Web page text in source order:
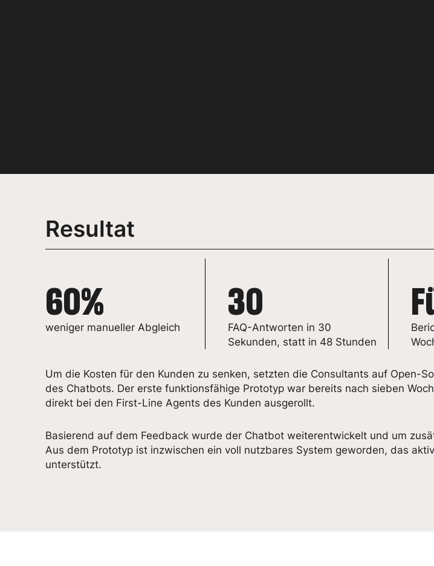
Resultat
60%
weniger manueller Abgleich
30
FAQ-Antworten in 30
Sekunden, statt in 48 Stunden
Um die Kosten für den Kunden zu senken, setzten die Consultants auf Open-
des Chatbots. Der erste funktionsfähige Prototyp war bereits nach sieben
direkt bei den First-Line Agents des Kunden ausgerollt.
Basierend auf dem Feedback wurde der Chatbot weiterentwickelt und um
Aus dem Prototyp ist inzwischen ein voll nutzbares System geworden, das
unterstützt.